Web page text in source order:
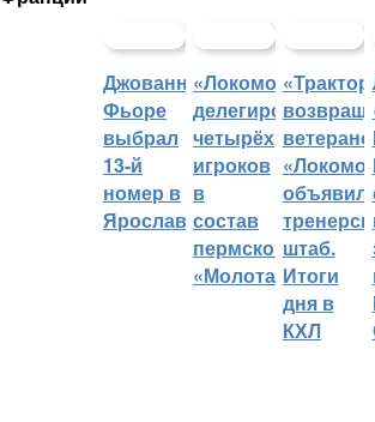
Джованни
Фьоре
выбрал
13-й
номер в
Ярославле
«Локомотив»
делегировал
четырёх
игроков
в
состав
пермского
«Молота»
объявил
штаб.
Итоги
дня в
КХЛ